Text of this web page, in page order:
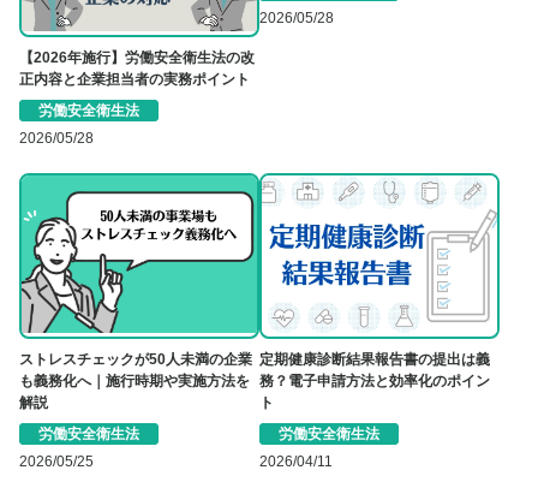
【2026年施行】労働安全衛生法の改
正内容と企業担当者の実務ポイント
労働安全衛生法
2026/05/28
2026/05/28
ストレスチェックが50人未満の企業
も義務化へ｜施行時期や実施方法を
解説
労働安全衛生法
2026/05/25
定期健康診断結果報告書の提出は義
務？電子申請方法と効率化のポイン
ト
労働安全衛生法
2026/04/11